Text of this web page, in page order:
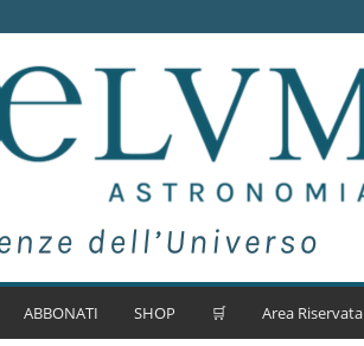
ABBONATI SHOP 🛒 Area Riservata